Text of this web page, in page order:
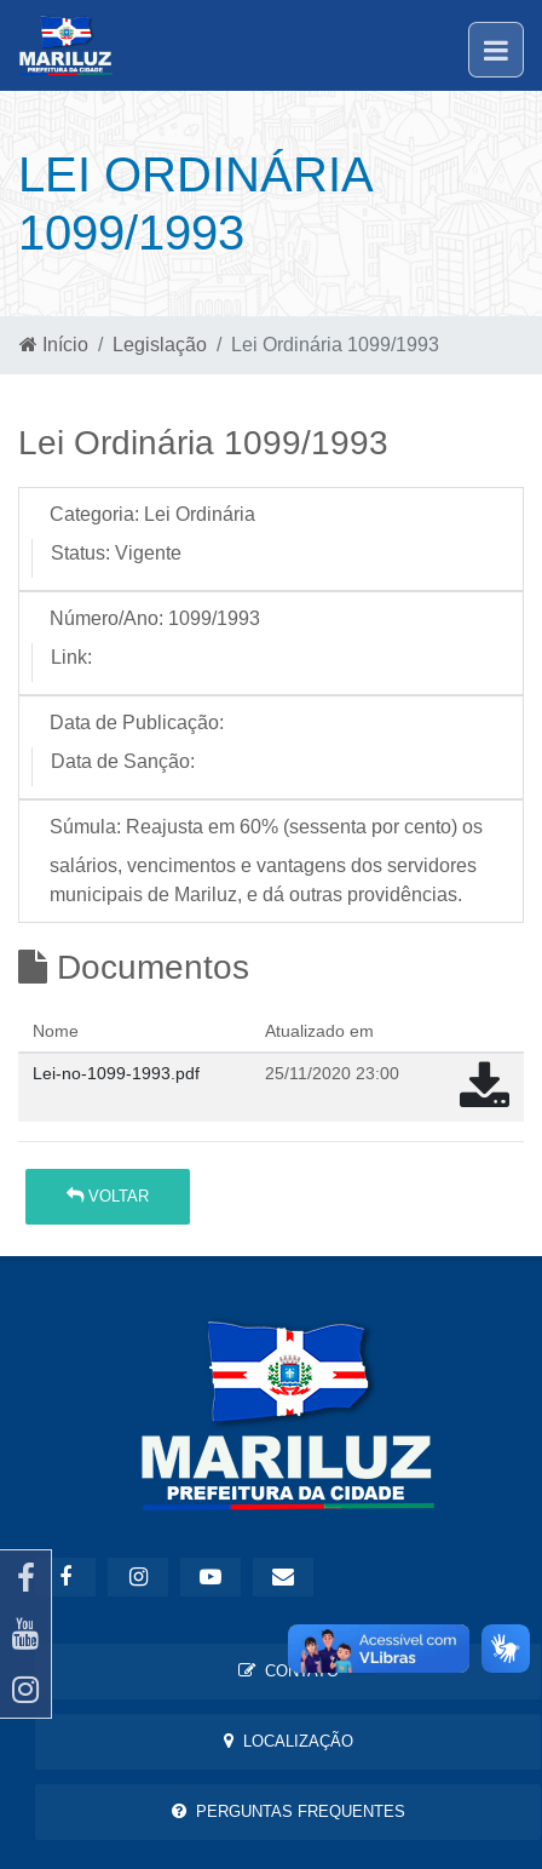
LEI ORDINÁRIA
1099/1993
Início Legislação Lei Ordinária 1099/1993
Lei Ordinária 1099/1993
Categoria: Lei Ordinária
Status: Vigente
Número/Ano: 1099/1993
Link:
Data de Publicação:
Data de Sanção:
Súmula: Reajusta em 60% (sessenta por cento) os
salários, vencimentos e vantagens dos servidores
municipais de Mariluz, e dá outras providências.
Documentos
Nome Atualizado em
Lei-no-1099-1993.pdf 25/11/2020 23:00
VOLTAR
CONTATO
LOCALIZAÇÃO
PERGUNTAS FREQUENTES